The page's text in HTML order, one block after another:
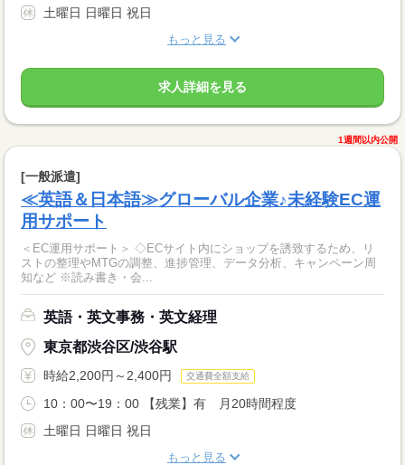
土曜日 日曜日 祝日
もっと見る
求人詳細を見る
1週間以内公開
[一般派遣]
≪英語＆日本語≫グローバル企業♪未経験EC運
用サポート
＜EC運用サポート＞ ◇ECサイト内にショップを誘致するため、リ
ストの整理やMTGの調整、進捗管理、データ分析、キャンペーン周
知など ※読み書き・会...
英語・英文事務・英文経理
東京都渋谷区/渋谷駅
時給2,200円～2,400円 交通費全額支給
10：00〜19：00 【残業】有 月20時間程度
土曜日 日曜日 祝日
もっと見る